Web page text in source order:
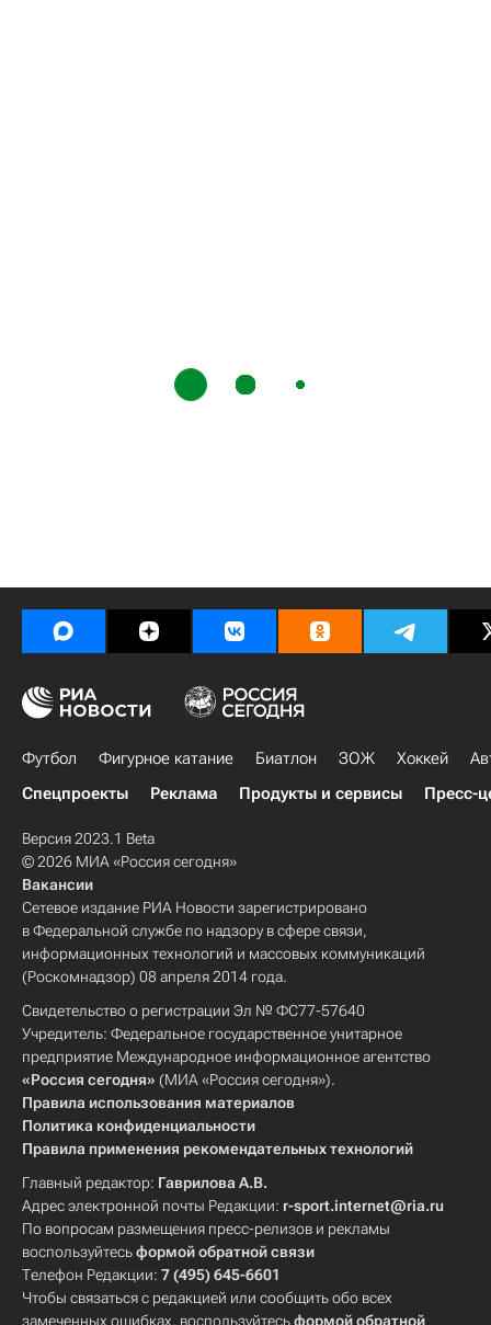
Футбол Фигурное катание Биатлон ЗОЖ Хоккей
Спецпроекты
Реклама Продукты и сервисы Пресс-
Версия 2023.1 Beta
© 2026 МИА «Россия сегодня»
Вакансии
Сетевое издание РИА Новости зарегистрировано
в Федеральной службе по надзору в сфере связи,
информационных технологий и массовых коммуникаций
(Роскомнадзор) 08 апреля 2014 года.
Свидетельство о регистрации Эл № ФС77-57640
Учредитель: Федеральное государственное унитарное
предприятие Международное информационное агентство
«Россия сегодня» (МИА «Россия сегодня»).
Правила использования материалов
Политика конфиденциальности
Правила применения рекомендательных технологий
Главный редактор: Гаврилова А.В.
Адрес электронной почты Редакции: r-sport.internet@ria.ru
По вопросам размещения пресс-релизов и рекламы
воспользуйтесьформой обратной связи
Телефон Редакции: 7 (495) 645-6601
Чтобы связаться с редакцией или сообщить обо всех
замеченных ошибках, воспользуйтесьформой обратной